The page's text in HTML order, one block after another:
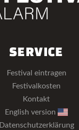
SERVICE
Festival eintragen
Festivalkosten
Kontakt
English version
Datenschutzerklärung